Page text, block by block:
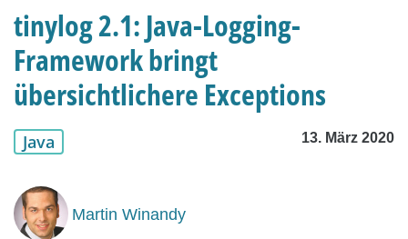
tinylog 2.1: Java-Logging-
Framework bringt
übersichtlichere Exceptions
Java 13. März 2020
Martin Winandy